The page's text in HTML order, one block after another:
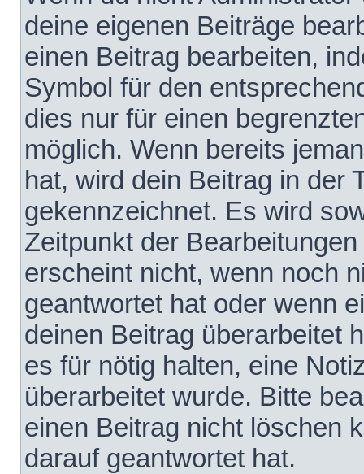
deine eigenen Beiträge
einen Beitrag bearbeiten,
Symbol für den
dies nur für einen
möglich. Wenn bereits
hat, wird dein Beitrag in der
gekennzeichnet. Es wird
Zeitpunkt der
erscheint nicht, wenn noch
geantwortet hat oder wenn
deinen Beitrag überarbeitet
es für nötig halten, eine
überarbeitet wurde. Bitte
einen Beitrag nicht löschen
darauf geantwortet hat.